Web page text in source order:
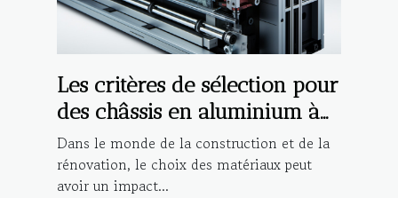
Les critères de sélection pour
des châssis en aluminium à
haute performance
Dans le monde de la construction et de la
rénovation, le choix des matériaux peut
avoir un impact...